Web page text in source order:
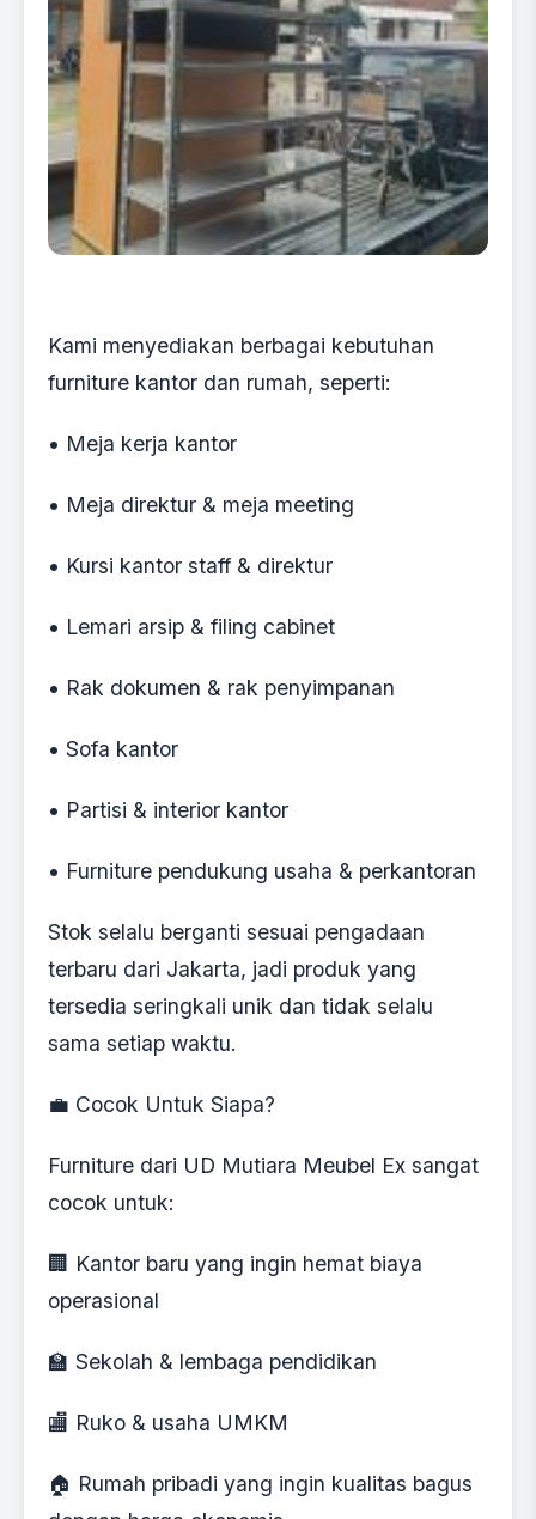
Kami menyediakan berbagai kebutuhan
furniture kantor dan rumah, seperti:
• Meja kerja kantor
• Meja direktur & meja meeting
• Kursi kantor staff & direktur
• Lemari arsip & filing cabinet
• Rak dokumen & rak penyimpanan
• Sofa kantor
• Partisi & interior kantor
• Furniture pendukung usaha & perkantoran
Stok selalu berganti sesuai pengadaan
terbaru dari Jakarta, jadi produk yang
tersedia seringkali unik dan tidak selalu
sama setiap waktu.
💼 Cocok Untuk Siapa?
Furniture dari UD Mutiara Meubel Ex sangat
cocok untuk:
🏢 Kantor baru yang ingin hemat biaya
operasional
🏫 Sekolah & lembaga pendidikan
🏬 Ruko & usaha UMKM
🏠 Rumah pribadi yang ingin kualitas bagus